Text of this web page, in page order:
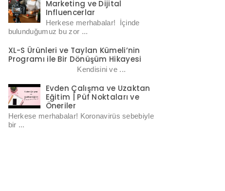
Marketing ve Dijital
Influencerlar
Herkese merhabalar! İçinde
bulunduğumuz bu zor ...
XL-S Ürünleri ve Taylan Kümeli’nin
Programı ile Bir Dönüşüm Hikayesi
Kendisini ve ...
Evden Çalışma ve Uzaktan
Eğitim | Püf Noktaları ve
Öneriler
Herkese merhabalar! Koronavirüs sebebiyle
bir ...